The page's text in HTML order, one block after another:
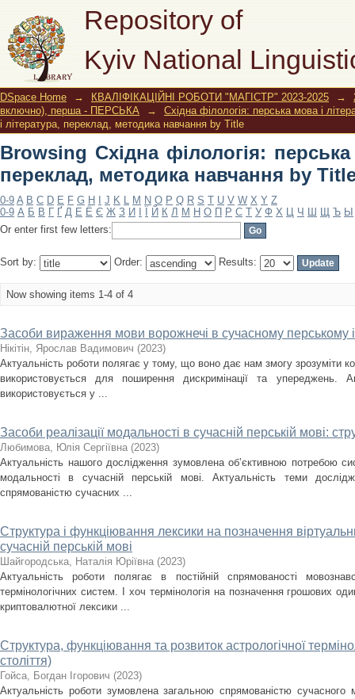
Repository of
Kyiv National
Browsing Східна філологія:
навчання by Title
DSpace Home → КВАЛІФІКАЦІЙНІ РОБОТИ "МАГІСТР" 2023-2025 →
включно), перша - ПЕРСЬКА
→
Східна філологія: перська мова і
і література, переклад, методика навчання by Title
Browsing Східна філологія:
переклад, методика навчання by
0-9 A B C D E F G H J K L M N O P Q R S T U V W X Y Z
0-9 А Б В Г Ґ Д Е Ё Є Ж З И Й К Л М Н О П Р С Т У Ф Х Ц Ч Ш Щ Ъ Ы
Or enter first few letters:
Sort by: Order: Results:
Now showing items 1-4 of 4
Засоби вираження мови ворожнечі в сучасному перському
Нікітін, Ярослав Вадимович (2023)
Актуальність роботи полягає у тому, що воно дає нам змогу зрозуміти
використовується для поширення дискримінації та упереджень.
використовується у ...
Засоби реалізації модальності в сучасній перській мові:
Любимова, Юлія Сергіївна (2023)
Актуальність нашого дослідження зумовлена об’єктивною потребою
модальності в сучасній перській мові. Актуальність теми
спрямованістю сучасних ...
Структура і функціювання лексики на позначення
сучасній перській мові
Шайгородська, Наталія Юріївна (2023)
Актуальність роботи полягає в постійній спрямованості
термінологічних систем. І хоч термінологія на позначення грошових
криптовалютної лексики ...
Структура, функціювання та розвиток астрологічної
століття)
Гойса, Богдан Ігорович (2023)
Актуальність роботи зумовлена загальною спрямованістю сучасного